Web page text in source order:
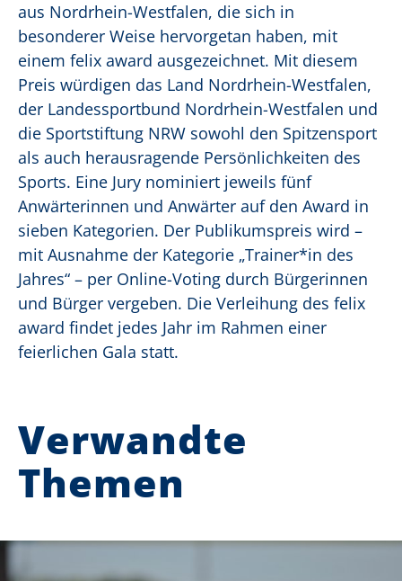
aus Nordrhein-Westfalen, die sich in
besonderer Weise hervorgetan haben, mit
einem felix award ausgezeichnet. Mit diesem
Preis würdigen das Land Nordrhein-Westfalen,
der Landessportbund Nordrhein-Westfalen und
die Sportstiftung NRW sowohl den Spitzensport
als auch herausragende Persönlichkeiten des
Sports. Eine Jury nominiert jeweils fünf
Anwärterinnen und Anwärter auf den Award in
sieben Kategorien. Der Publikumspreis wird –
mit Ausnahme der Kategorie „Trainer*in des
Jahres“ – per Online-Voting durch Bürgerinnen
und Bürger vergeben. Die Verleihung des felix
award findet jedes Jahr im Rahmen einer
feierlichen Gala statt.
Verwandte
Themen